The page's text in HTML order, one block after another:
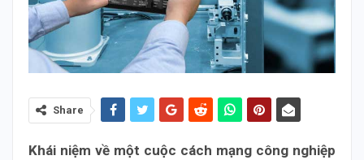
Share
Khái niệm về một cuộc cách mạng công nghiệp